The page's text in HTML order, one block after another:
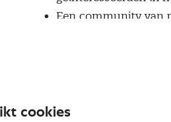
Een community van
cookies